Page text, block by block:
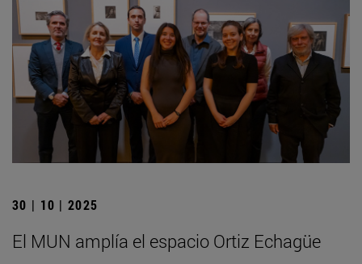
30 | 10 | 2025
El MUN amplía el espacio Ortiz Echagüe